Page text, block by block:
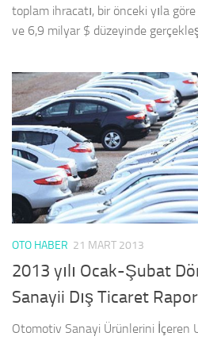
toplam ihracatı, bir önceki yıla
ve 6,9 milyar $ düzeyinde
OTO HABER 21 MART 2013
2013 yılı Ocak-Şubat
Sanayii Dış Ticaret
Otomotiv Sanayi Ürünlerini İçeren